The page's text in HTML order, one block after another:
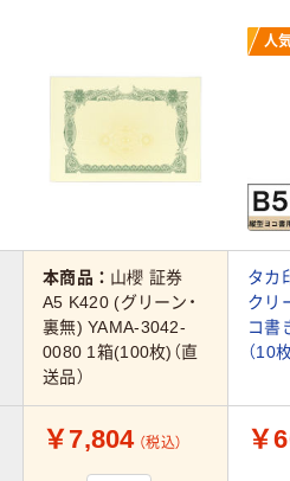
人
本商品： 山櫻 証券
A5 K420 (グリーン・
裏無) YAMA-3042-
0080 1箱(100枚)（直
送品）
タカ
クリ
コ書
（10
￥7,804 （税込） ￥